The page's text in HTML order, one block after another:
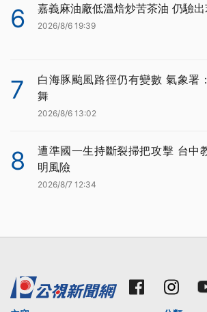
6 嘉義麻油廠低溫焙炒苦茶油 仍驗
2026/8/6 19:39
7
白海豚颱風路徑仍有變數 氣象署
舞
2026/8/6 13:02
8
遭準國一生持斷裂掃把攻擊 台中
明風險
2026/8/7 12:34